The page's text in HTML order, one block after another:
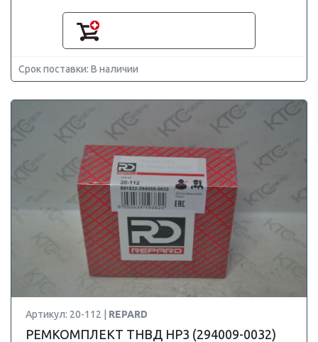
Срок поставки: В наличии
Артикул: 20-112 | REPARD
РЕМКОМПЛЕКТ ТНВД HP3 (294009-0032)